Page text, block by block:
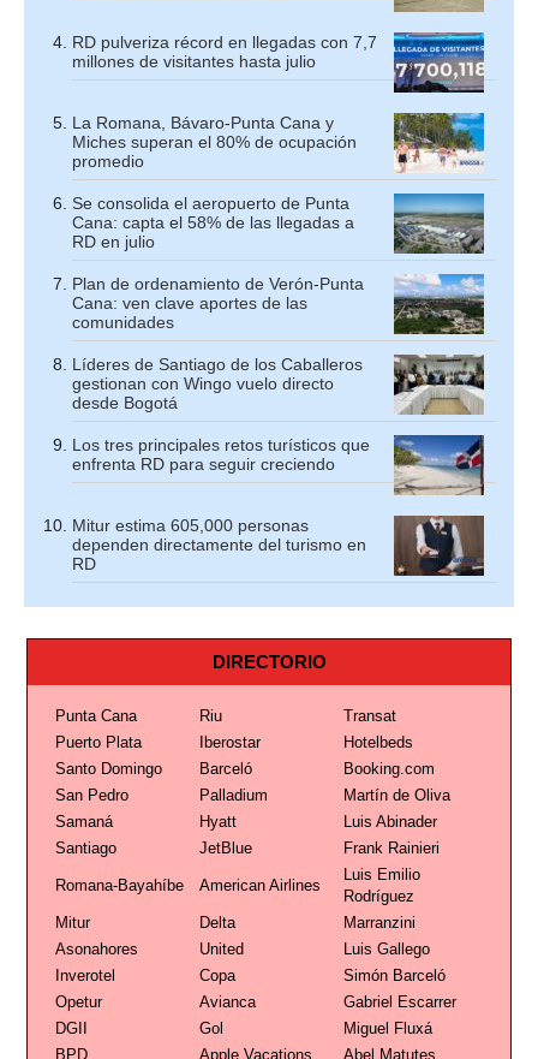
RD pulveriza récord en llegadas con 7,7
millones de visitantes hasta julio
La Romana, Bávaro-Punta Cana y
Miches superan el 80% de ocupación
promedio
Se consolida el aeropuerto de Punta
Cana: capta el 58% de las llegadas a
RD en julio
Plan de ordenamiento de Verón-Punta
Cana: ven clave aportes de las
comunidades
Líderes de Santiago de los Caballeros
gestionan con Wingo vuelo directo
desde Bogotá
Los tres principales retos turísticos que
enfrenta RD para seguir creciendo
Mitur estima 605,000 personas
dependen directamente del turismo en
RD
DIRECTORIO
Punta Cana Riu
Transat
Puerto Plata
Iberostar
Hotelbeds
Santo Domingo
Barceló
Booking.com
San Pedro
Palladium
Martín de Oliva
Samaná
Hyatt
Luis Abinader
Santiago
JetBlue Frank Rainieri
Romana-Bayahíbe American Airlines
Luis Emilio
Rodríguez
Mitur
Delta
Marranzini
Asonahores
United
Luis Gallego
Inverotel
Copa
Simón Barceló
Opetur
Avianca
Gabriel Escarrer
DGII
Gol
Miguel Fluxá
BPD
Apple Vacations Abel Matutes